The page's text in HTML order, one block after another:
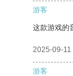
游客
这款游戏的
2025-09-11
游客